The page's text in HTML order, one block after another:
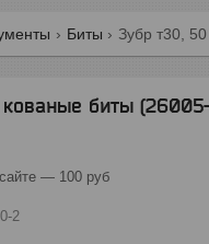
Биты Зубр т30,
биты
— 100 руб
2